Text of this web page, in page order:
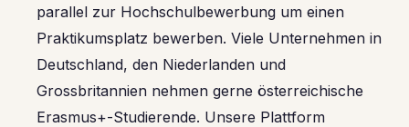
parallel zur Hochschulbewerbung um einen
Praktikumsplatz bewerben. Viele Unternehmen in
Deutschland, den Niederlanden und
Grossbritannien nehmen gerne österreichische
Erasmus+-Studierende. Unsere Plattform